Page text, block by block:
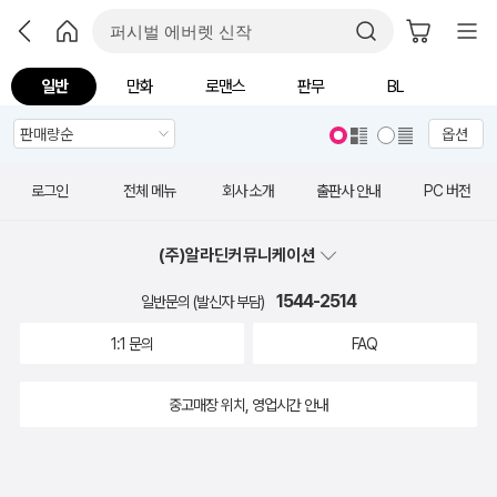
일반 만화 로맨스 판무 BL
옵션
로그인 전체 메뉴 회사 소개 출판사 안내 PC 버전
(주)알라딘커뮤니케이션
일반문의 (발신자 부담) 1544-2514
1:1 문의 FAQ
중고매장 위치, 영업시간 안내